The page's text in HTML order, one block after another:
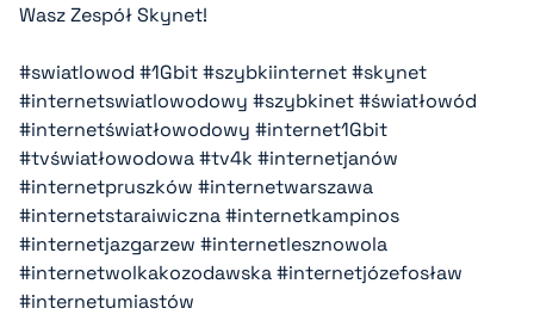
Wasz Zespół Skynet!
#swiatlowod #1Gbit #szybkiinternet #skynet
#internetswiatlowodowy #szybkinet #światłowód
#internetświatłowodowy #internet1Gbit
#tvświatłowodowa #tv4k #internetjanów
#internetpruszków #internetwarszawa
#internetstaraiwiczna #internetkampinos
#internetjazgarzew #internetlesznowola
#internetwolkakozodawska #internetjózefosław
#internetumiastów